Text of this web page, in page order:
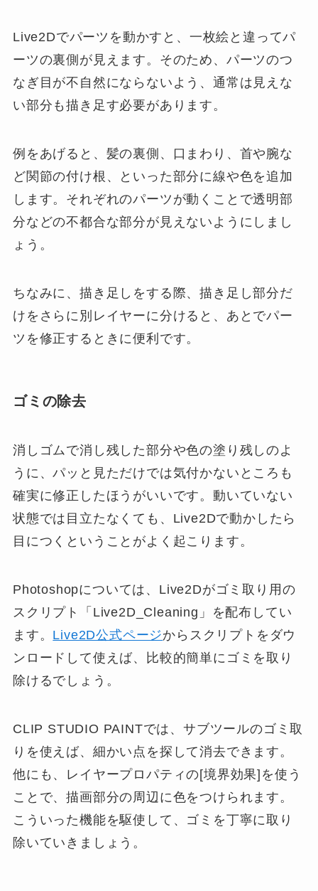
Live2Dでパーツを動かすと、一枚絵と違ってパ
ーツの裏側が見えます。そのため、パーツのつ
なぎ目が不自然にならないよう、通常は見えな
い部分も描き足す必要があります。
例をあげると、髪の裏側、口まわり、首や腕な
ど関節の付け根、といった部分に線や色を追加
します。それぞれのパーツが動くことで透明部
分などの不都合な部分が見えないようにしまし
ょう。
ちなみに、描き足しをする際、描き足し部分だ
けをさらに別レイヤーに分けると、あとでパー
ツを修正するときに便利です。
ゴミの除去
消しゴムで消し残した部分や色の塗り残しのよ
うに、パッと見ただけでは気付かないところも
確実に修正したほうがいいです。動いていない
状態では目立たなくても、Live2Dで動かしたら
目につくということがよく起こります。
Photoshopについては、Live2Dがゴミ取り用の
スクリプト「Live2D_Cleaning」を配布してい
ます。 Live2D公式ページからスクリプトをダウ
ンロードして使えば、比較的簡単にゴミを取り
除けるでしょう。
CLIP STUDIO PAINTでは、サブツールのゴミ取
りを使えば、細かい点を探して消去できます。
他にも、レイヤープロパティの[境界効果]を使う
ことで、描画部分の周辺に色をつけられます。
こういった機能を駆使して、ゴミを丁寧に取り
除いていきましょう。